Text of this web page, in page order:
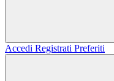
Accedi Registrati Preferiti